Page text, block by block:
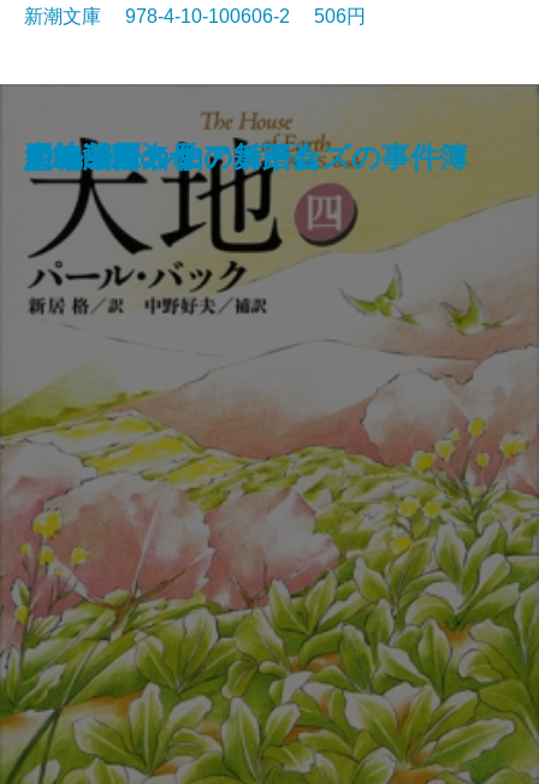
狭き門
天の夕顔
夕鶴・彦市ばなし
善悪の彼岸
バスカヴィル家の犬
盗賊
野火
博物誌
フランダースの犬
走れメロス
新潮文庫 978-4-10-100606-2 506円
大地〔四〕
大地〔三〕
大地〔二〕
ジェーン・エア〔下〕
大地〔一〕
四つの署名
悪の華
シャーロック・ホームズの事件簿
少将滋幹の母
ドルジェル伯の舞踏会